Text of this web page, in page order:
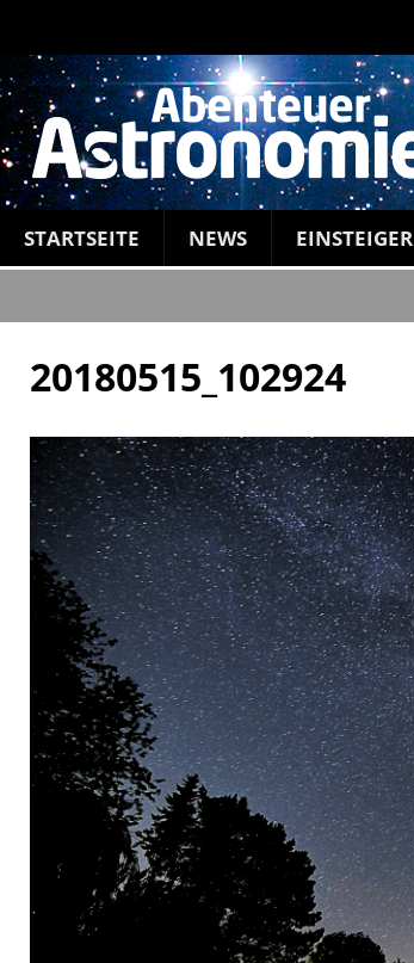
STARTSEITE NEWS EINSTEIGER
20180515_102924